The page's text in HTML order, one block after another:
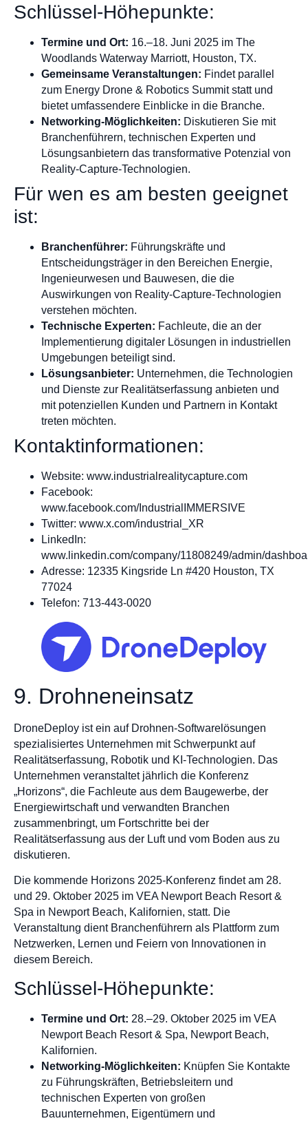
Schlüssel-Höhepunkte:
Termine und Ort: 16.–18. Juni 2025 im The
Woodlands Waterway Marriott, Houston, TX.
Gemeinsame Veranstaltungen: Findet parallel
zum Energy Drone & Robotics Summit statt und
bietet umfassendere Einblicke in die Branche.
Networking-Möglichkeiten: Diskutieren Sie mit
Branchenführern, technischen Experten und
Lösungsanbietern das transformative Potenzial von
Reality-Capture-Technologien.
Für wen es am besten geeignet
ist:
Branchenführer: Führungskräfte und
Entscheidungsträger in den Bereichen Energie,
Ingenieurwesen und Bauwesen, die die
Auswirkungen von Reality-Capture-Technologien
verstehen möchten.
Technische Experten: Fachleute, die an der
Implementierung digitaler Lösungen in industriellen
Umgebungen beteiligt sind.
Lösungsanbieter: Unternehmen, die Technologien
und Dienste zur Realitätserfassung anbieten und
mit potenziellen Kunden und Partnern in Kontakt
treten möchten.
Kontaktinformationen:
Website: www.industrialrealitycapture.com
Facebook:
www.facebook.com/IndustrialIMMERSIVE
Twitter: www.x.com/industrial_XR
LinkedIn:
www.linkedin.com/company/11808249/admin/
Adresse: 12335 Kingsride Ln #420 Houston, TX
77024
Telefon: 713-443-0020
9. Drohneneinsatz
DroneDeploy ist ein auf Drohnen-Softwarelösungen
spezialisiertes Unternehmen mit Schwerpunkt auf
Realitätserfassung, Robotik und KI-Technologien. Das
Unternehmen veranstaltet jährlich die Konferenz
„Horizons“, die Fachleute aus dem Baugewerbe, der
Energiewirtschaft und verwandten Branchen
zusammenbringt, um Fortschritte bei der
Realitätserfassung aus der Luft und vom Boden aus zu
diskutieren.
Die kommende Horizons 2025-Konferenz findet am 28.
und 29. Oktober 2025 im VEA Newport Beach Resort &
Spa in Newport Beach, Kalifornien, statt. Die
Veranstaltung dient Branchenführern als Plattform zum
Netzwerken, Lernen und Feiern von Innovationen in
diesem Bereich.
Schlüssel-Höhepunkte:
Termine und Ort: 28.–29. Oktober 2025 im VEA
Newport Beach Resort & Spa, Newport Beach,
Kalifornien.
Networking-Möglichkeiten: Knüpfen Sie Kontakte
zu Führungskräften, Betriebsleitern und
technischen Experten von großen
Bauunternehmen, Eigentümern und